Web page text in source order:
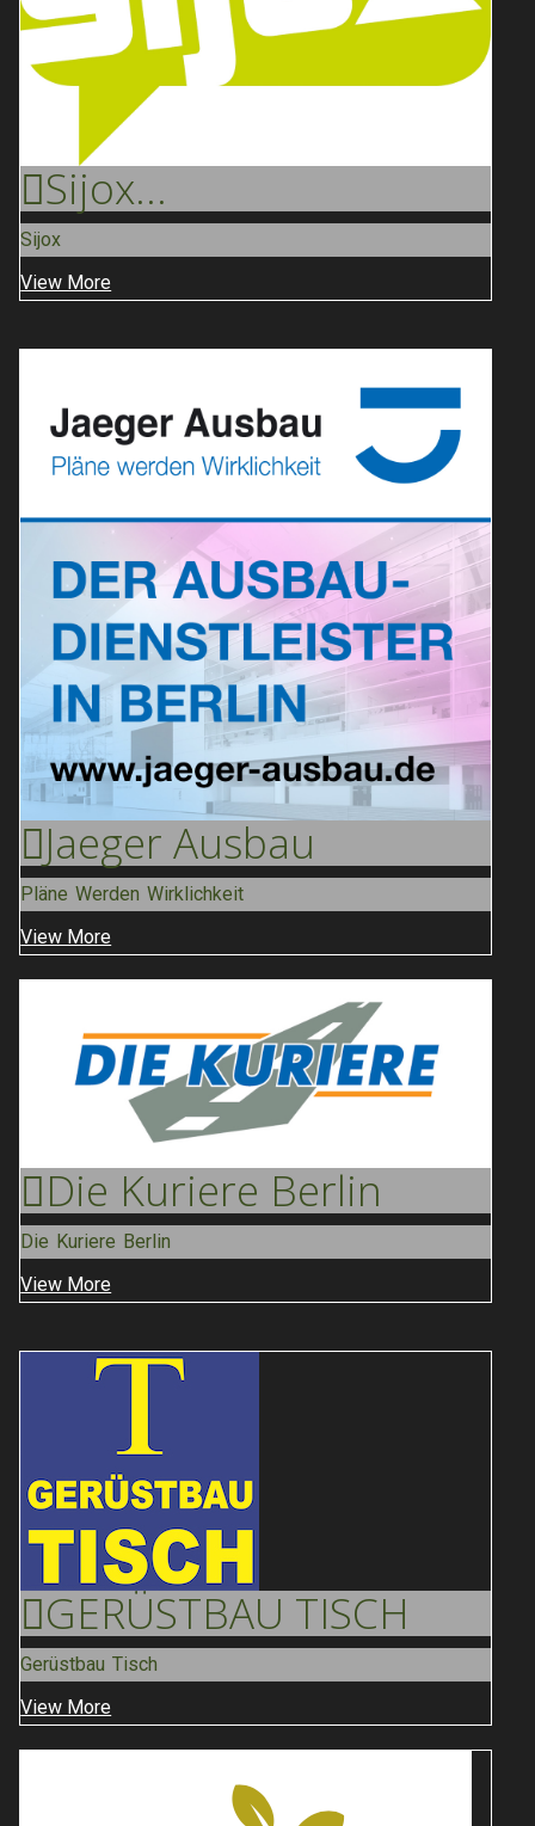
Sijox...
Sijox
View More
Jaeger Ausbau
Pläne Werden Wirklichkeit
View More
Die Kuriere Berlin
Die Kuriere Berlin
View More
GERÜSTBAU TISCH
Gerüstbau Tisch
View More